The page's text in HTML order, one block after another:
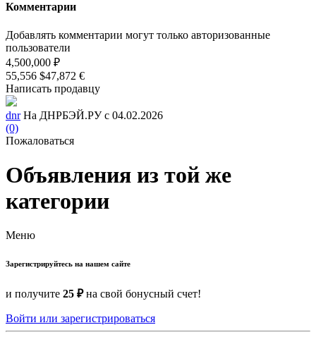
Комментарии
Добавлять комментарии могут только авторизованные
пользователи
4,500,000 ₽
55,556 $47,872 €
Написать продавцу
dnr На ДНРБЭЙ.РУ с 04.02.2026
(0)
Пожаловаться
Объявления из той же
категории
Меню
Зарегистрируйтесь на нашем сайте
и получите 25 ₽на свой бонусный счет!
Войти или зарегистрироваться